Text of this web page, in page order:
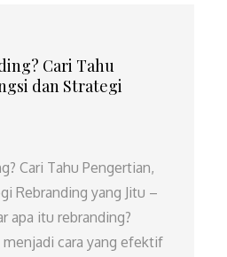
Cari Tahu
dan Strategi
Cari Tahu Pengertian,
Rebranding yang Jitu –
apa itu rebranding?
menjadi cara yang efektif